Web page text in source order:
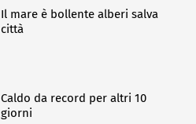
Il mare è bollente alberi salva
città
Caldo da record per altri 10
giorni